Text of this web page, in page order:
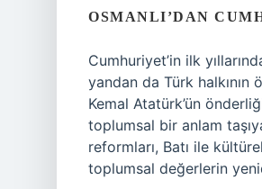
OSMANLI’DAN
Cumhuriyet’in ilk
yandan da Türk
Kemal Atatürk’ün
toplumsal bir anlam
reformları, Batı ile
toplumsal değerlerin